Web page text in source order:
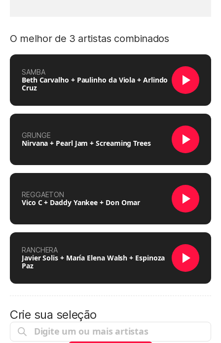
O melhor de 3 artistas combinados
SAMBA
Beth Carvalho + Paulinho da Viola + Arlindo
Cruz
GRUNGE
Nirvana + Pearl Jam + Screaming Trees
REGGAETON
Vico C + Daddy Yankee + Don Omar
RANCHERA
Javier Solis + María Elena Walsh + Espinoza
Paz
Crie sua seleção